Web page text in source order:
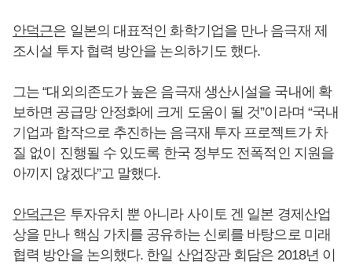
안덕근은 일본의 대표적인 화학기업을 만나 음극재 제
조시설 투자 협력 방안을 논의하기도 했다.
그는 “대외의존도가 높은 음극재 생산시설을 국내에 확
보하면 공급망 안정화에 크게 도움이 될 것”이라며 “국내
기업과 합작으로 추진하는 음극재 투자 프로젝트가 차
질 없이 진행될 수 있도록 한국 정부도 전폭적인 지원을
아끼지 않겠다”고 말했다.
안덕근은 투자유치 뿐 아니라 사이토 겐 일본 경제산업
상을 만나 핵심 가치를 공유하는 신뢰를 바탕으로 미래
협력 방안을 논의했다. 한일 산업장관 회담은 2018년 이